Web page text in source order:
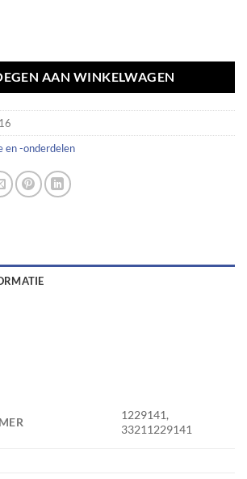
AAN WINKELWAGEN
en -onderdelen
1229141,
33211229141